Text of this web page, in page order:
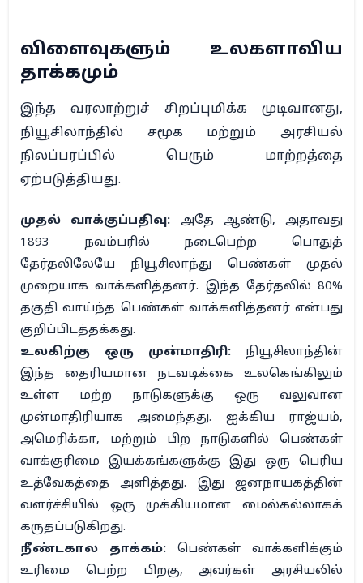
விளைவுகளும் உலகளாவிய
தாக்கமும்
இந்த வரலாற்றுச் சிறப்புமிக்க முடிவானது,
நியூசிலாந்தில் சமூக மற்றும் அரசியல்
நிலப்பரப்பில் பெரும் மாற்றத்தை
ஏற்படுத்தியது.
முதல் வாக்குப்பதிவு: அதே ஆண்டு, அதாவது
1893 நவம்பரில் நடைபெற்ற பொதுத்
தேர்தலிலேயே நியூசிலாந்து பெண்கள் முதல்
முறையாக வாக்களித்தனர். இந்த தேர்தலில் 80%
தகுதி வாய்ந்த பெண்கள் வாக்களித்தனர் என்பது
குறிப்பிடத்தக்கது.
உலகிற்கு ஒரு முன்மாதிரி: நியூசிலாந்தின்
இந்த தைரியமான நடவடிக்கை உலகெங்கிலும்
உள்ள மற்ற நாடுகளுக்கு ஒரு வலுவான
முன்மாதிரியாக அமைந்தது. ஐக்கிய ராஜ்யம்,
அமெரிக்கா, மற்றும் பிற நாடுகளில் பெண்கள்
வாக்குரிமை இயக்கங்களுக்கு இது ஒரு பெரிய
உத்வேகத்தை அளித்தது. இது ஜனநாயகத்தின்
வளர்ச்சியில் ஒரு முக்கியமான மைல்கல்லாகக்
கருதப்படுகிறது.
நீண்டகால தாக்கம்: பெண்கள் வாக்களிக்கும்
உரிமை பெற்ற பிறகு, அவர்கள் அரசியலில்